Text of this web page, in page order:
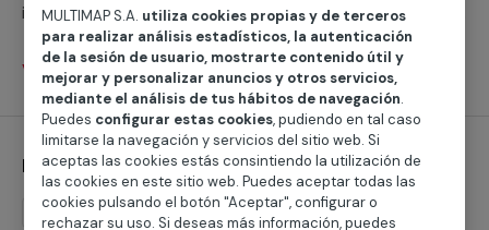
impermeabilización con independencia de la superficie
o su estado, tanto se trata de tu hogar, negocio o
comunidad de vecinos.
Ver servicios
Impermeabilización de paredes
Reforma
MULTIMAP S.A. utiliza cookies propias y de terceros
para realizar análisis estadísticos, la autenticación
de la sesión de usuario, mostrarte contenido útil y
mejorar y personalizar anuncios y otros servicios,
mediante el análisis de tus hábitos de navegación.
Puedes configurar estas cookies, pudiendo en tal caso
limitarse la navegación y servicios del sitio web. Si
aceptas las cookies estás consintiendo la utilización de
las cookies en este sitio web. Puedes aceptar todas las
cookies pulsando el botón "Aceptar", configurar o
rechazar su uso. Si deseas más información, puedes